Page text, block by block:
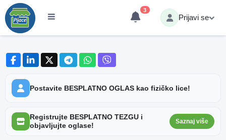
3
Prijavi se
Postavite BESPLATNO OGLAS kao fizičko lice!
Registrujte BESPLATNO TEZGU i
objavljujte oglase!
Saznaj više